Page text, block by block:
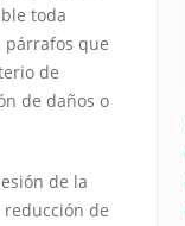
toda
párrafos que
de
de daños o
de la
de